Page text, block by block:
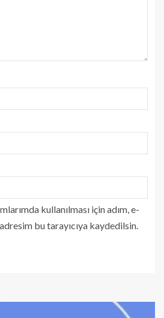
kullanılması için adım, e-
bu tarayıcıya kaydedilsin.